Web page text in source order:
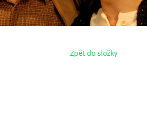
Zpět do složky